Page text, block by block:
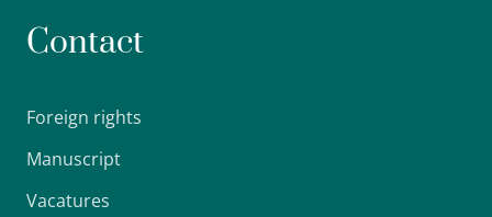
Contact
Foreign rights
Manuscript
Vacatures